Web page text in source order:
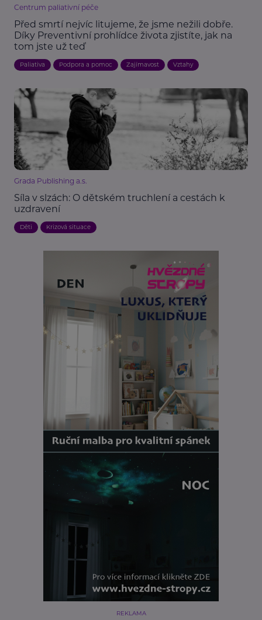
Centrum paliativní péče
Před smrtí nejvíc litujeme, že jsme nežili dobře.
Díky Preventivní prohlídce života zjistíte, jak na
tom jste už teď
Paliativa Podpora a pomoc Zajímavost Vztahy
Grada Publishing a.s.
Síla v slzách: O dětském truchlení a cestách k
uzdravení
Děti Krizová situace
REKLAMA